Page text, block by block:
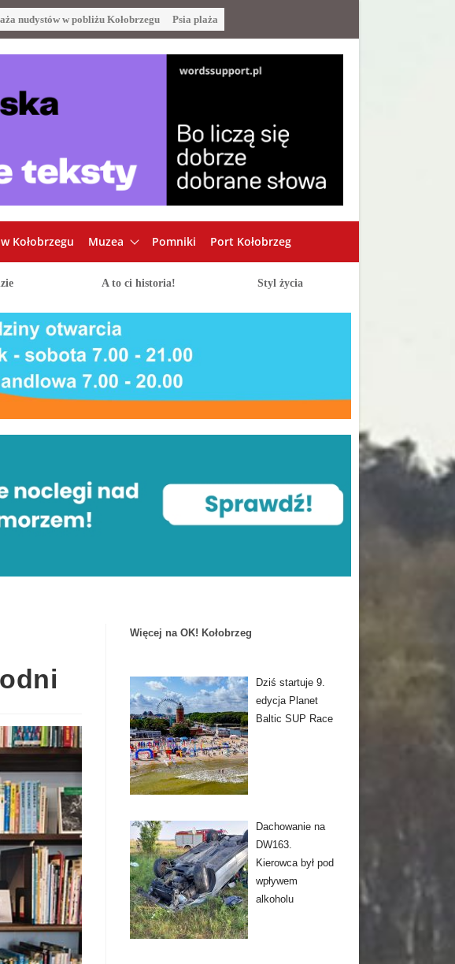
nudystów w pobliżu Kołobrzegu Psia plaża
Kołobrzegu Muzea Pomniki Port Kołobrzeg
A to ci historia! Styl życia
Więcej na OK! Kołobrzeg
Dziś startuje 9.
edycja Planet
Baltic SUP Race
Dachowanie na
DW163.
Kierowca był pod
wpływem
alkoholu